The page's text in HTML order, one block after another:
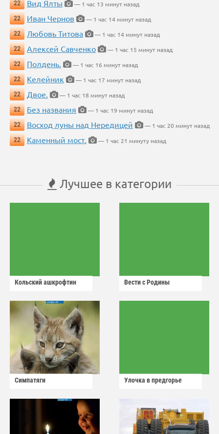
22 Вид Ялты
— 1 час 13 минут назад
22
Иван Чернов
— 1 час 14 минут назад
22
Любовь Титова
— 1 час 14 минут назад
22
Алексей Савченко
— 1 час 15 минут назад
22
Полдень.
— 1 час 16 минут назад
22
Келейник
— 1 час 17 минут назад
22
Двое.
— 1 час 18 минут назад
22
Без названия
— 1 час 19 минут назад
22
Восход луны над Нередицей
— 1 час 20 минут назад
22
Каменный мост. — 1 час 21 минуту назад
Лучшее в категории
Кольский ашкрофтин Вести с Родины
Симпатяги Улочка в предгорье